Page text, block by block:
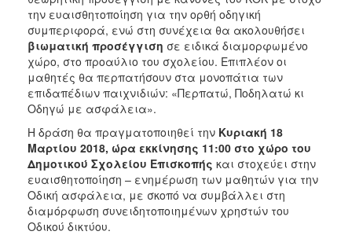
ΔΗΜΟΣ
ΑΝΘΕΚΤΙΚΗ
ΠΟΛΗ
την ευαισθητοποίηση για την ορθή οδηγική
συμπεριφορά, ενώ στη συνέχεια θα ακολουθήσει
βιωματική προσέγγιση σε ειδικά διαμορφωμένο
χώρο, στο προαύλιο του σχολείου. Επιπλέον οι
μαθητές θα περπατήσουν στα μονοπάτια των
επιδαπέδιων παιχνιδιών: «Περπατώ, Ποδηλατώ κι
Οδηγώ με ασφάλεια».
Η δράση θα πραγματοποιηθεί την Κυριακή 18
Μαρτίου 2018, ώρα εκκίνησης 11:00 στο χώρο του
Δημοτικού Σχολείου Επισκοπής και στοχεύει στην
ευαισθητοποίηση – ενημέρωση των μαθητών για την
Οδική ασφάλεια, με σκοπό να συμβάλλει στη
διαμόρφωση συνειδητοποιημένων χρηστών του
Οδικού δικτύου.